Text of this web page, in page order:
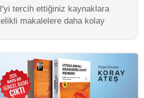
tercih ettiğiniz kaynaklara
makalelere daha kolay